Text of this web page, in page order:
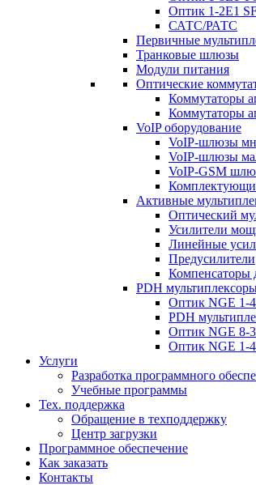
Оптик 1-2E1
САТС/РАТС
Первичные
Транковые шлюзы
Модули питания
Оптические
Коммутаторы
Коммутаторы
VoIP оборудование
VoIP-шлюзы
VoIP-шлюзы
VoIP-GSM
Активные
Оптический
Усилители
Линейные
Предусилители
Компенсаторы
PDH
Оптик NGE 1-
PDH
Оптик NGE 8-
Оптик NGE 1-
Услуги
Разработка программного
Учебные программы
Тех. поддержка
Обращение в техподдержку
Центр загрузки
Программное обеспечение
Как заказать
Контакты